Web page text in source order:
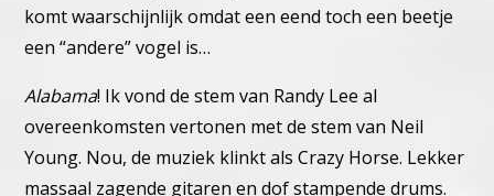
komt waarschijnlijk omdat een eend toch een beetje
een“andere” vogel is…
Alabama! Ik vond de stem van Randy Lee al
overeenkomsten vertonen met de stem van Neil
Young. Nou, de muziek klinkt alsCrazy Horse. Lekker
massaal zagende gitaren en dof stampendedrums.